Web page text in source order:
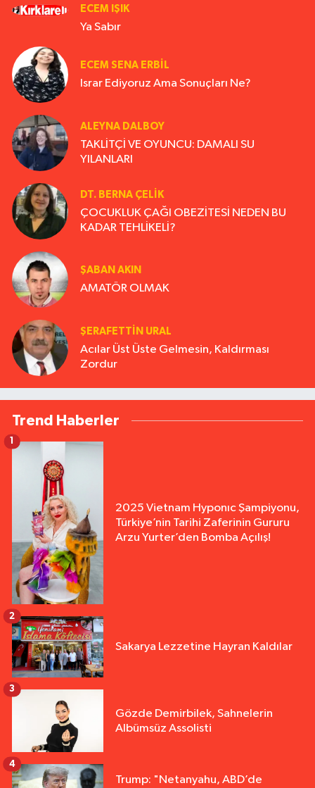
ECEM IŞIK
Ya Sabır
ECEM SENA ERBIL
Israr Ediyoruz Ama Sonuçları Ne?
ALEYNA DALBOY
TAKLİTÇİ VE OYUNCU: DAMALI SU
YILANLARI
DT. BERNA ÇELIK
ÇOCUKLUK ÇAĞI OBEZİTESİ NEDEN BU
KADAR TEHLİKELİ?
ŞABAN AKIN
AMATÖR OLMAK
ŞERAFETTIN URAL
Acılar Üst Üste Gelmesin, Kaldırması
Zordur
Trend Haberler
2025 Vietnam Hyponıc Şampiyonu,
Türkiye’nin Tarihi Zaferinin Gururu
Arzu Yurter’den Bomba Açılış!
1
Sakarya Lezzetine Hayran Kaldılar
2
Gözde Demirbilek, Sahnelerin
Albümsüz Assolisti
3
Trump: "Netanyahu, ABD’de
4